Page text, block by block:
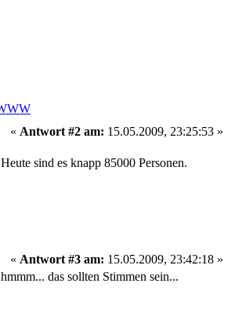
« Antwort #2 am: 15.05.2009, 23:25:53 »
Heute sind es knapp 85000 Personen.
« Antwort #3 am: 15.05.2009, 23:42:18 »
hmmm... das sollten Stimmen sein...